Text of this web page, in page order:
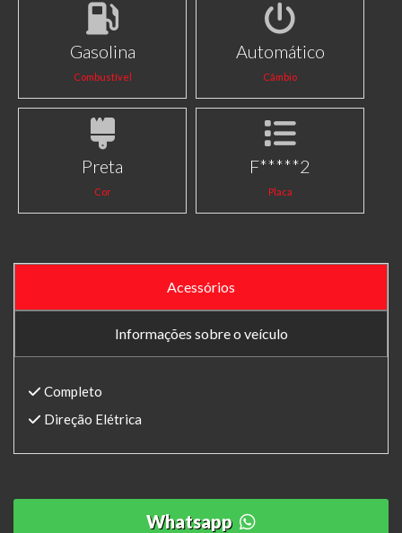
Gasolina
Combustível
Automático
Câmbio
Preta
Cor
F*****2
Placa
Acessórios
Informações sobre o veículo
Completo
Direção Elétrica
Whatsapp